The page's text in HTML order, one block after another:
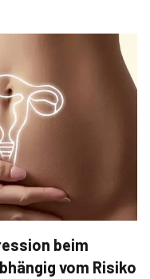
beim
vom Risiko